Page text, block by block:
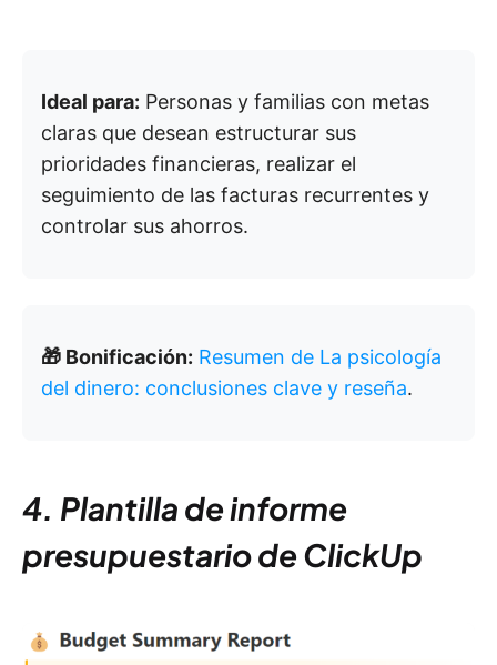
Ideal para: Personas y familias con metas
claras que desean estructurar sus
prioridades financieras, realizar el
seguimiento de las facturas recurrentes y
controlar sus ahorros.
🎁 Bonificación: Resumen de La psicología
del dinero: conclusiones clave y reseña.
4. Plantilla de informe
presupuestario de ClickUp